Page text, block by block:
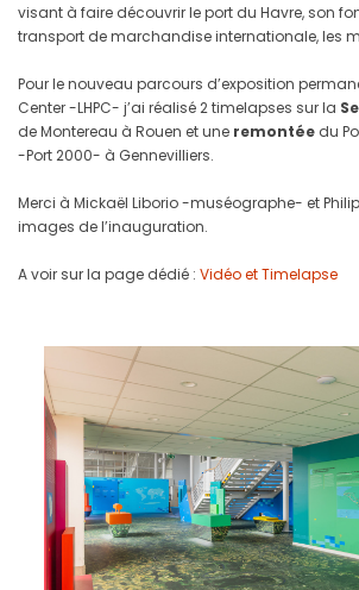
visant à faire découvrir le port du Havre, son
transport de marchandise internationale, les
Pour le nouveau parcours d’exposition
Center -LHPC- j’ai réalisé 2 timelapses sur la
de Montereau à Rouen et une remontée du
-Port 2000- à Gennevilliers.
Merci à Mickaël Liborio -muséographe- et
images de l’inauguration.
A voir sur la page dédié : Vidéo et Timelapse